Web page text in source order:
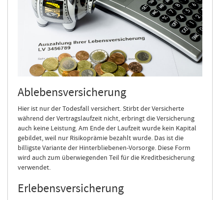
Ablebensversicherung
Hier ist nur der Todesfall versichert. Stirbt der Versicherte
während der Vertragslaufzeit nicht, erbringt die Versicherung
auch keine Leistung. Am Ende der Laufzeit wurde kein Kapital
gebildet, weil nur Risikoprämie bezahlt wurde. Das ist die
billigste Variante der Hinterbliebenen-Vorsorge. Diese Form
wird auch zum überwiegenden Teil für die Kreditbesicherung
verwendet.
Erlebensversicherung